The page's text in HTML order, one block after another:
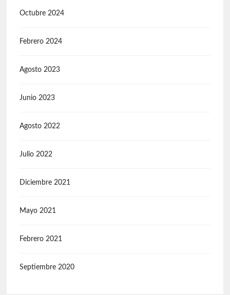
Octubre 2024
Febrero 2024
Agosto 2023
Junio 2023
Agosto 2022
Julio 2022
Diciembre 2021
Mayo 2021
Febrero 2021
Septiembre 2020